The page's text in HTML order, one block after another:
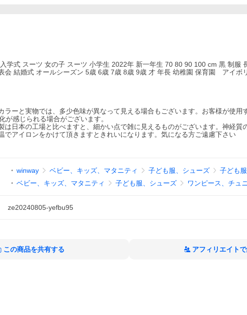
学式 スーツ 女の子 スーツ 小学生 2022年 新一年生 70 80 90 100 cm 黒 制服
会 結婚式 オールシーズン 5歳 6歳 7歳 8歳 9歳 才 年長 幼稚園 保育園 アイボ
ーと実物では、多少色味が異なって見える場合もございます。お客様が使用
が感じられる場合がございます。
日本の工場と比べますと、細かい点で雑に見えるものがございます。神経質
でアイロンをかけて頂きますときれいになります。気になる方ご遠慮下さい
winway ベビー、キッズ、マタニティ 子ども服、シューズ 子ども服
ベビー、キッズ、マタニティ
子ども服、シューズ ワンピース、チュ
ze20240805-yefbu95
この商品を共有する アフィリエイト